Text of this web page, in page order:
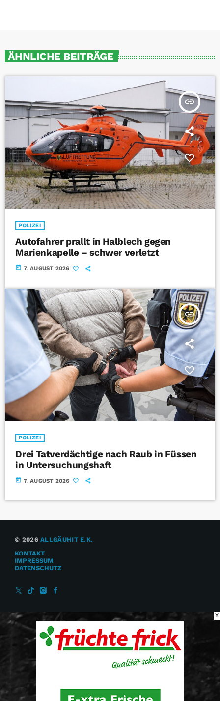
ÄHNLICHE BEITRÄGE
insert_link
POLIZEI
Autofahrer prallt in Halblech gegen
Marienkapelle – schwer verletzt
today 7. AUGUST 2026
insert_link
POLIZEI
Drei Tatverdächtige nach Raub in Füssen
in Untersuchungshaft
today 7. AUGUST 2026
© 2026ALLGÄUHIT E.K.
KONTAKT
IMPRESSUM
DATENSCHUTZ
X